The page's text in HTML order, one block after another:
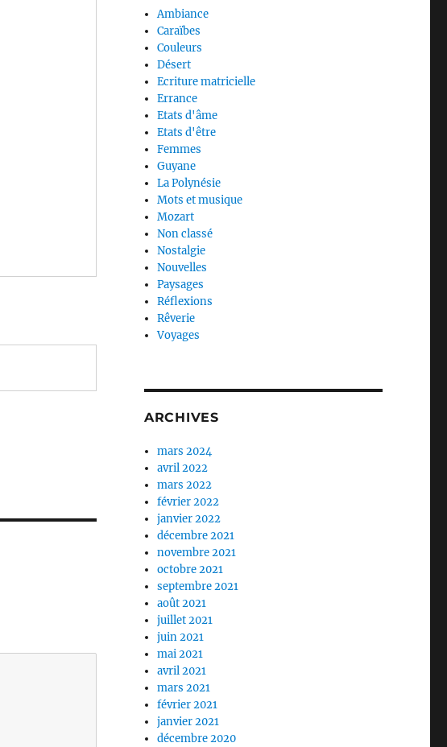
Ambiance
Caraïbes
Couleurs
Désert
Ecriture matricielle
Errance
Etats d'âme
Etats d'être
Femmes
Guyane
La Polynésie
Mots et musique
Mozart
Non classé
Nostalgie
Nouvelles
Paysages
Réflexions
Rêverie
Voyages
ARCHIVES
mars 2024
avril 2022
mars 2022
février 2022
janvier 2022
décembre 2021
novembre 2021
octobre 2021
septembre 2021
août 2021
juillet 2021
juin 2021
mai 2021
avril 2021
mars 2021
février 2021
janvier 2021
décembre 2020